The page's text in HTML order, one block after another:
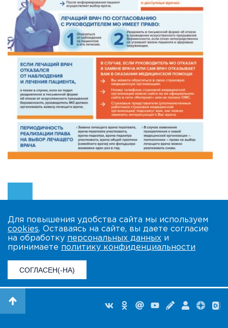
Для повышения удобства сайта мы используем
cookies. Оставаясь на сайте, вы даете согласие
на обработку персональных данных и
принимаете политику конфиденциальности
СОГЛАСЕН(-НА)